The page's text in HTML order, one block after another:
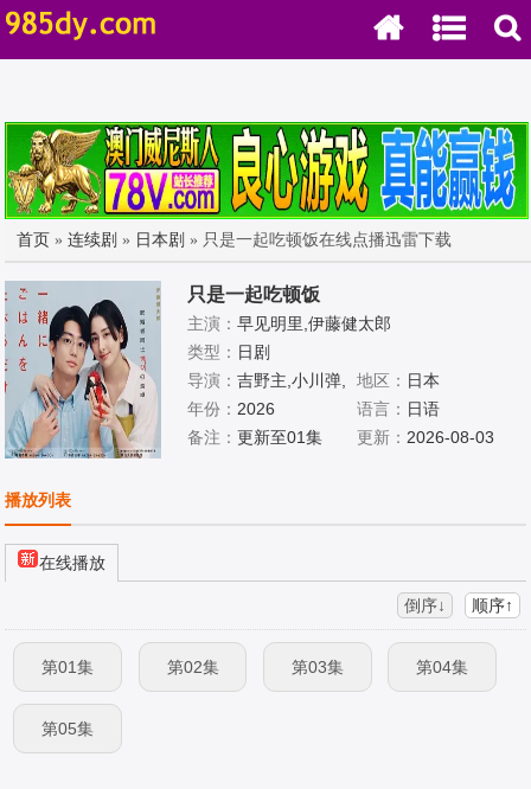
首页 »连续剧 » 日本剧 » 只是一起吃顿饭在线点播迅雷下载
只是一起吃顿饭
主演：早见明里,伊藤健太郎
类型： 日剧
导演：吉野主,小川弹,
井上雄介
地区： 日本
年份： 2026 语言： 日语
备注：更新至01集 更新： 2026-08-03
播放列表
在线播放
倒序↓ 顺序↑
第01集 第02集 第03集 第04集
第05集